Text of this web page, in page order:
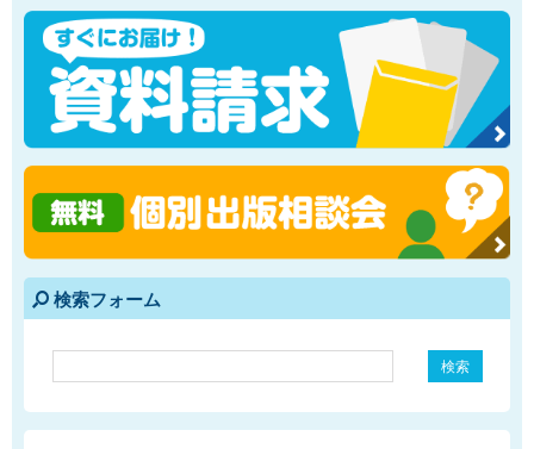
e 検索フォーム